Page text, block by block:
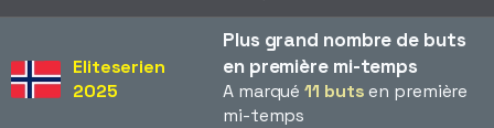
Eliteserien
2025
Plus grand nombre de buts
en première mi-temps
A marqué11 butsen première
mi-temps